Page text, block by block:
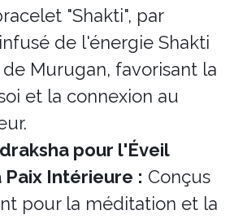
"Shakti", par
de l'énergie Shakti
Murugan, favorisant la
et la connexion au
pour l'Éveil
Intérieure : Conçus
pour la méditation et la